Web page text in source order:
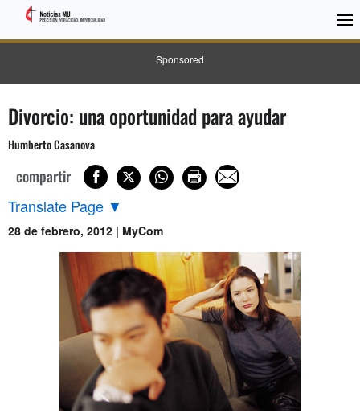
Sponsored
Divorcio: una oportunidad para ayudar
Humberto Casanova
compartir
Translate Page ▼
28 de febrero, 2012 | MyCom